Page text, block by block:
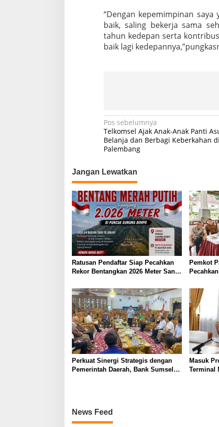
“Dengan kepemimpinan
baik, saling bekerja sama
tahun kedepan serta
baik lagi
N
a
v
i
g
a
s
i
p
o
s
Pos sebelumnya
Telkomsel Ajak Anak-Anak Panti
Belanja dan Berbagi Keberkahan di
Palembang
Jangan Lewatkan
Ratusan Pendaftar Siap Pecahkan
Rekor Bentangkan 2026 Meter Sang
Pemkot
Puncak
Perkuat Sinergi Strategis dengan
Pemerintah Daerah, Bank Sumsel
Masuk
Terminal
News Feed